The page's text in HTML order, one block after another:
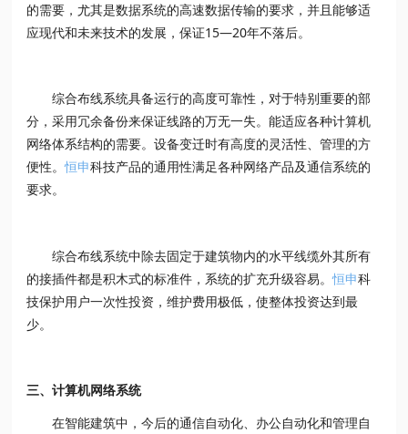
的需要，尤其是数据系统的高速数据传输的要求，并且能够适
应现代和未来技术的发展，保证15—20年不落后。
综合布线系统具备运行的高度可靠性，对于特别重要的部
分，采用冗余备份来保证线路的万无一失。能适应各种计算机
网络体系结构的需要。设备变迁时有高度的灵活性、管理的方
便性。恒申科技产品的通用性满足各种网络产品及通信系统的
要求。
综合布线系统中除去固定于建筑物内的水平线缆外其所有
的接插件都是积木式的标准件，系统的扩充升级容易。恒申科
技保护用户一次性投资，维护费用极低，使整体投资达到最
少。
三、计算机网络系统
在智能建筑中，今后的通信自动化、办公自动化和管理自